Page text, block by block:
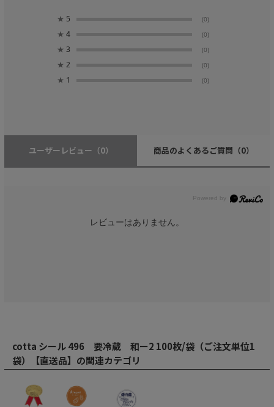
★ 5 (0)
★ 4 (0)
★ 3 (0)
★ 2 (0)
★ 1 (0)
ユーザーレビュー （0） 商品のよくあるご質問 （0）
レビューはありません。
cotta シール 496 要冷蔵 和ー2 100枚/袋（ご注文単位1
袋）【直送品】の関連カテゴリ